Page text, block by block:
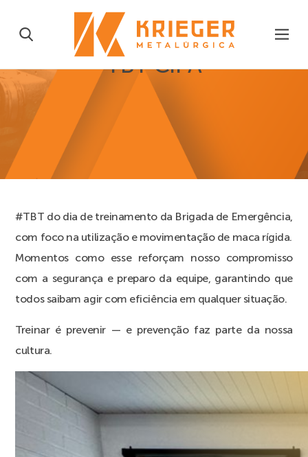
TBT CIPA
#TBT do dia de treinamento da Brigada de Emergência,
com foco na utilização e movimentação de maca rígida.
Momentos como esse reforçam nosso compromisso
com a segurança e preparo da equipe, garantindo que
todos saibam agir com eficiência em qualquer situação.
Treinar é prevenir — e prevenção faz parte da nossa
cultura.